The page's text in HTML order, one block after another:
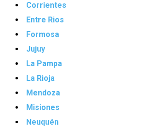
Corrientes
Entre Rios
Formosa
Jujuy
La Pampa
La Rioja
Mendoza
Misiones
Neuquén